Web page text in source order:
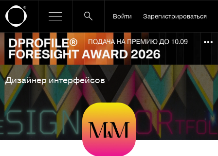
Войти Зарегистрироваться
Ссылка баннера
Дизайнер интерфейсов